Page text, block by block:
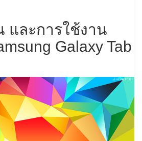
และการใช้งาน
Galaxy Tab